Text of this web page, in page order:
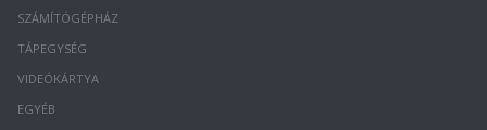
SZÁMÍTÓGÉPHÁZ
TÁPEGYSÉG
VIDEÓKÁRTYA
EGYÉB